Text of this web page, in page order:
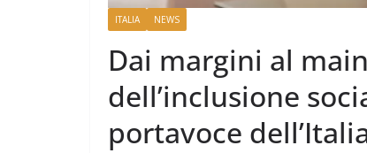
ITALIA NEWS
Dai margini al
dell’inclusione
portavoce